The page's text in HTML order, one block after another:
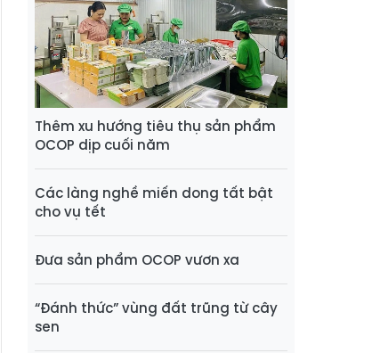
Thêm xu hướng tiêu thụ sản phẩm
OCOP dịp cuối năm
Các làng nghề miến dong tất bật
cho vụ tết
Đưa sản phẩm OCOP vươn xa
“Đánh thức” vùng đất trũng từ cây
sen